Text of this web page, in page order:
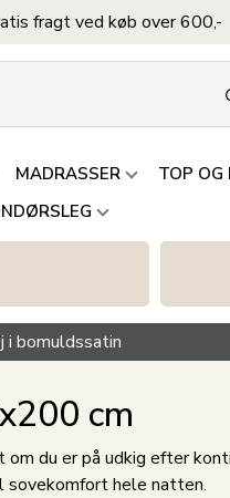
fragt ved køb over 600,-
MADRASSER TOP OG
bomuldssatin
cm
du er på udkig efter
sovekomfort hele natten.